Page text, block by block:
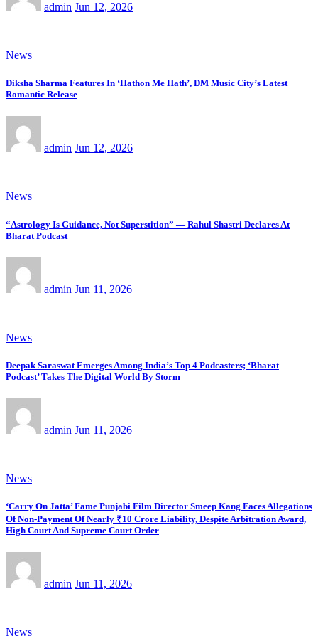
admin Jun 12, 2026
News
Diksha Sharma Features In ‘Hathon Me Hath’, DM Music City’s Latest
Romantic Release
admin Jun 12, 2026
News
“Astrology Is Guidance, Not Superstition” — Rahul Shastri Declares At
Bharat Podcast
admin Jun 11, 2026
News
Deepak Saraswat Emerges Among India’s Top 4 Podcasters; ‘Bharat
Podcast’ Takes The Digital World By Storm
admin Jun 11, 2026
News
‘Carry On Jatta’ Fame Punjabi Film Director Smeep Kang Faces Allegations
Of Non-Payment Of Nearly ₹10 Crore Liability, Despite Arbitration Award,
High Court And Supreme Court Order
admin Jun 11, 2026
News